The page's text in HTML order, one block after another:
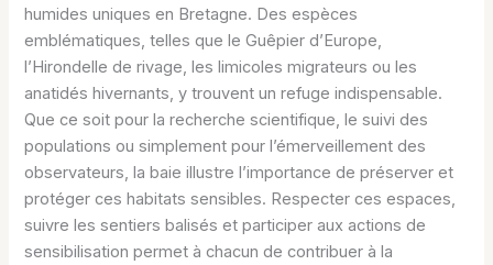
humides uniques en Bretagne. Des espèces
emblématiques, telles que le Guêpier d’Europe,
l’Hirondelle de rivage, les limicoles migrateurs ou les
anatidés hivernants, y trouvent un refuge indispensable.
Que ce soit pour la recherche scientifique, le suivi des
populations ou simplement pour l’émerveillement des
observateurs, la baie illustre l’importance de préserver et
protéger ces habitats sensibles. Respecter ces espaces,
suivre les sentiers balisés et participer aux actions de
sensibilisation permet à chacun de contribuer à la